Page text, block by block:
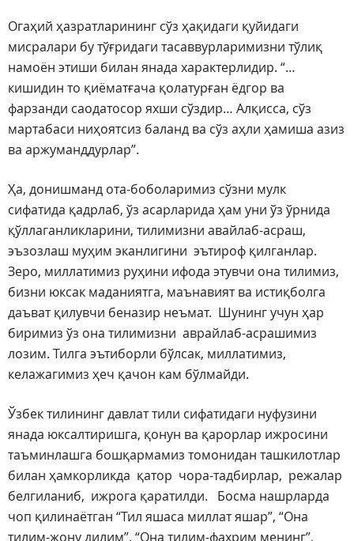
Огаҳий ҳазратларининг сўз ҳақидаги қуйидаги
мисралари бу тўғридаги тасаввурларимизни тўлиқ
намоён этиши билан янада характерлидир. “…
кишидин то қиёматғача қолатурған ёдгор ва
фарзанди саодатосор яхши сўздир… Алқисса, сўз
мартабаси ниҳоятсиз баланд ва сўз аҳли ҳамиша азиз
ва аржуманддурлар”.
Ҳа, донишманд ота-боболаримиз сўзни мулк
сифатида қадрлаб, ўз асарларида ҳам уни ўз ўрнида
қўллаганликларини, тилимизни авайлаб-асраш,
эъзозлаш муҳим эканлигини эътироф қилганлар.
Зеро, миллатимиз руҳини ифода этувчи она тилимиз,
бизни юксак маданиятга, маънавият ва истиқболга
даъват қилувчи беназир неъмат. Шунинг учун ҳар
биримиз ўз она тилимизни аврайлаб-асрашимиз
лозим. Тилга эътиборли бўлсак, миллатимиз,
келажагимиз ҳеч қачон кам бўлмайди.
Ўзбек тилининг давлат тили сифатидаги нуфузини
янада юксалтиришга, қонун ва қарорлар ижросини
таъминлашга бошқармамиз томонидан ташкилотлар
билан ҳамкорликда қатор чора-тадбирлар, режалар
белгиланиб, ижрога қаратилди. Босма нашрларда
чоп қилинаётган “Тил яшаса миллат яшар”, “Она
тилим-жону дилим”, “Она тилим-фахрим менинг”,